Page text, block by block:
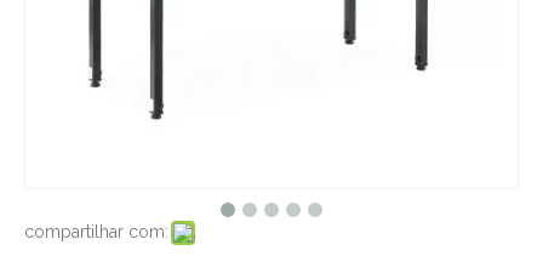
compartilhar com: